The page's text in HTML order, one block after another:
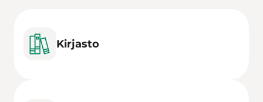
Kirjasto